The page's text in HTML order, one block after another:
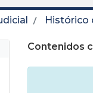
Histórico
Contenidos